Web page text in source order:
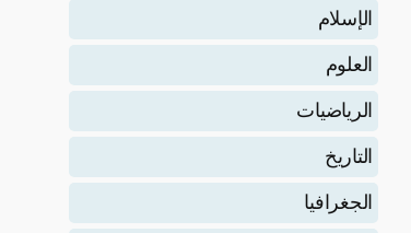
الإسلام
العلوم
الرياضيات
التاريخ
الجغرافيا